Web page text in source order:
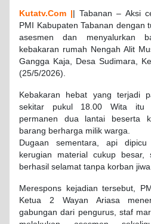
Kutatv.Com |
| Tabanan – Aksi
PMI Kabupaten Tabanan dengan
asesmen dan menyalurkan
kebakaran rumah Nengah Alit
Gangga Kaja, Desa Sudimara,
(25/5/2026).
Kebakaran hebat yang terjadi
sekitar pukul 18.00 Wita itu
permanen dua lantai beserta
barang berharga milik warga.
Dugaan sementara, api
kerugian material cukup besar,
berhasil selamat tanpa korban
Merespons kejadian tersebut,
Ketua 2 Wayan Ariasa
gabungan dari pengurus, staf